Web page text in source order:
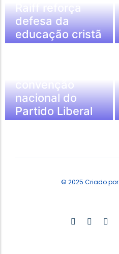
Raiff reforça
defesa da
educação cristã
Política & Sociedade
Capitão Alberto
convenção
nacional do
Partido Liberal
© 2025 Criado por